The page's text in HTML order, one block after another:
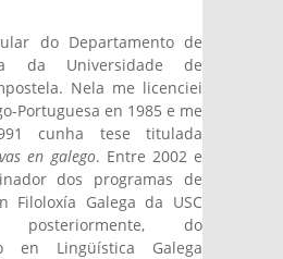
do Departamento de
da Universidade de
Nela me licenciei
Portuguesa en 1985 e me
cunha tese titulada
en galego. Entre 2002 e
dos programas de
Filoloxía Galega da USC
do
en Lingüística Galega